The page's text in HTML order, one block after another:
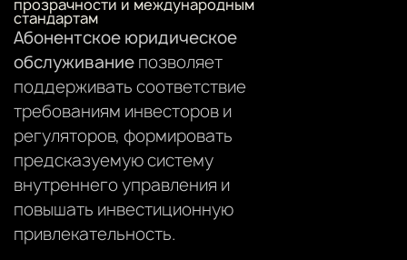
прозрачности и международным
стандартам
Абонентское юридическое
обслуживание позволяет
поддерживать соответствие
требованиям инвесторов и
регуляторов, формировать
предсказуемую систему
внутреннего управления и
повышать инвестиционную
привлекательность.